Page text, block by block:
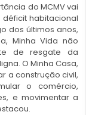
do MCMV vai
habitacional
dos últimos anos,
Minha Vida não
de resgate da
O Minha Casa,
a construção civil,
o comércio,
e movimentar a